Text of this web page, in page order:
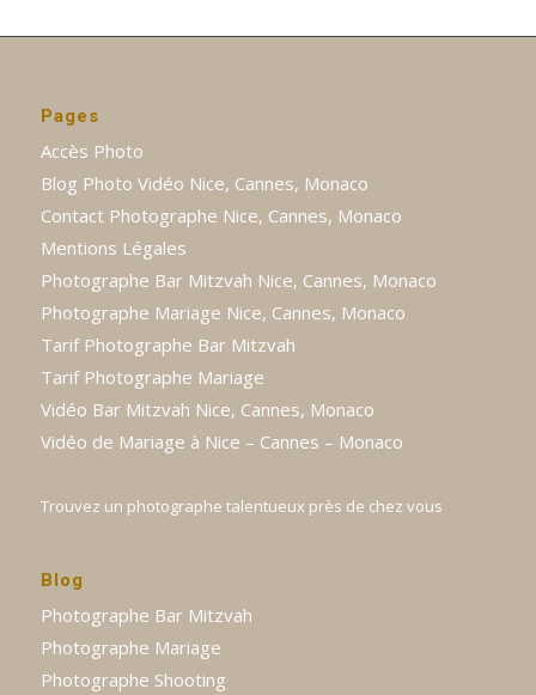
Pages
Accès Photo
Blog Photo Vidéo Nice, Cannes, Monaco
Contact Photographe Nice, Cannes, Monaco
Mentions Légales
Photographe Bar Mitzvah Nice, Cannes, Monaco
Photographe Mariage Nice, Cannes, Monaco
Tarif Photographe Bar Mitzvah
Tarif Photographe Mariage
Vidéo Bar Mitzvah Nice, Cannes, Monaco
Vidéo de Mariage à Nice – Cannes – Monaco
Trouvez un photographe talentueux près de chez vous
Blog
Photographe Bar Mitzvah
Photographe Mariage
Photographe Shooting